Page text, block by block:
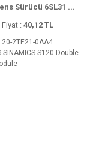
Sürücü 6SL31 ...
Fiyat : 40,12 TL